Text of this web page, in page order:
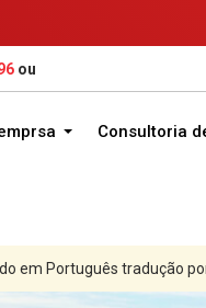
ou
Consultoria
em Português tradução